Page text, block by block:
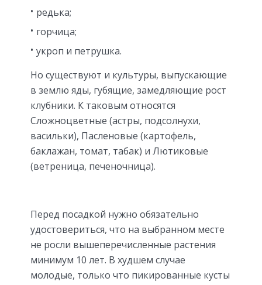
редька;
горчица;
укроп и петрушка.
Но существуют и культуры, выпускающие
в землю яды, губящие, замедляющие рост
клубники. К таковым относятся
Сложноцветные (астры, подсолнухи,
васильки), Пасленовые (картофель,
баклажан, томат, табак) и Лютиковые
(ветреница, печеночница).
Перед посадкой нужно обязательно
удостовериться, что на выбранном месте
не росли вышеперечисленные растения
минимум 10 лет. В худшем случае
молодые, только что пикированные кусты